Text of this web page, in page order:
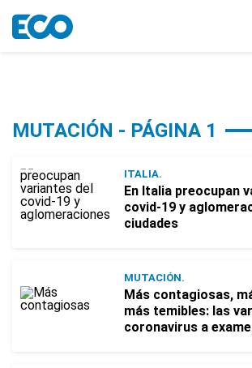
MUTACIÓN - PÁGINA 1
ITALIA.
En Italia preocupan
covid-19 y
ciudades
MUTACIÓN.
Más contagiosas,
más temibles: las
coronavirus a